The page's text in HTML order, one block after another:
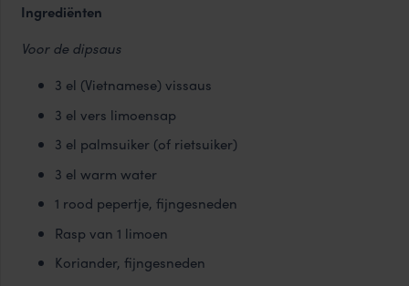
Ingrediënten
Voor de dipsaus
3 el (Vietnamese) vissaus
3 el vers limoensap
3 el palmsuiker (of rietsuiker)
3 el warm water
1 rood pepertje, fijngesneden
Rasp van 1 limoen
Koriander, fijngesneden